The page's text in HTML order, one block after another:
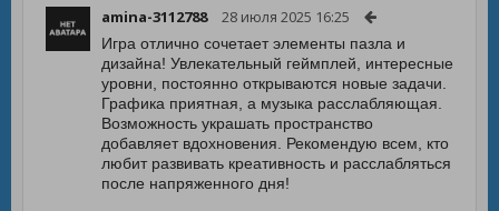
amina-3112788 28 июля 2025 16:25
Игра отлично сочетает элементы пазла и
дизайна! Увлекательный геймплей, интересные
уровни, постоянно открываются новые задачи.
Графика приятная, а музыка расслабляющая.
Возможность украшать пространство
добавляет вдохновения. Рекомендую всем, кто
любит развивать креативность и расслабляться
после напряженного дня!